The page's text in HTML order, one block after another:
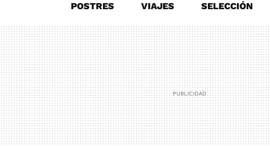
POSTRES VIAJES SELECCIÓN